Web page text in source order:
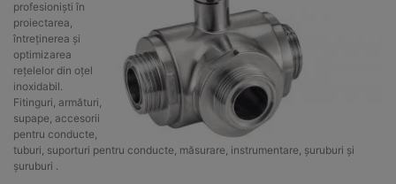
profesioniști în
proiectarea,
întreținerea și
optimizarea
rețelelor din oțel
inoxidabil.
Fitinguri, armături,
supape, accesorii
pentru conducte,
tuburi, suporturi pentru conducte, măsurare, instrumentare, șuruburi și
șuruburi .